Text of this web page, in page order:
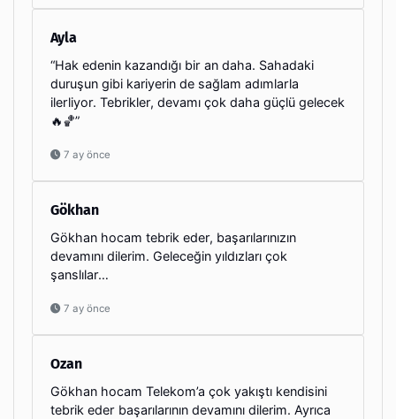
Ayla
“Hak edenin kazandığı bir an daha. Sahadaki
duruşun gibi kariyerin de sağlam adımlarla
ilerliyor. Tebrikler, devamı çok daha güçlü gelecek
🔥🏀”
7 ay önce
Gökhan
Gökhan hocam tebrik eder, başarılarınızın
devamını dilerim. Geleceğin yıldızları çok
şanslılar…
7 ay önce
Ozan
Gökhan hocam Telekom’a çok yakıştı kendisini
tebrik eder başarılarının devamını dilerim. Ayrıca